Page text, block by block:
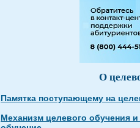
О
Памятка поступающему на
Механизм целевого обучения